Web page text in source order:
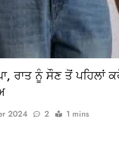
ਰਾਤ ਨੂੰ ਸੌਣ ਤੋਂ ਪਹਿਲਾਂ
2024 2 1 mins